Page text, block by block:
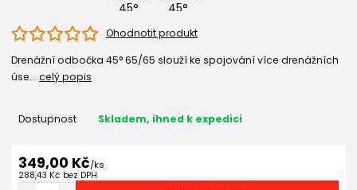
Ohodnotit produkt
Drenážní odbočka 45° 65/65 slouží ke spojování více drenážních
úse... celý popis
Dostupnost Skladem, ihned k expedici
349,00 Kč/ks
288,43 Kč bez DPH